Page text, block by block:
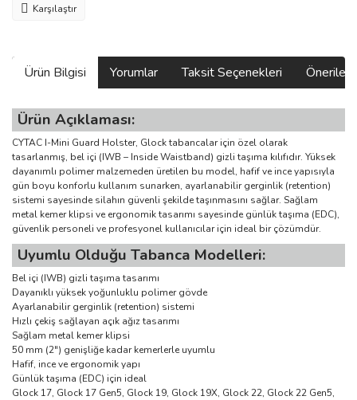
Karşılaştır
Ürün Bilgisi Yorumlar Taksit Seçenekleri
Ürün Açıklaması:
CYTAC I-Mini Guard Holster, Glock tabancalar için özel olarak
tasarlanmış, bel içi (IWB – Inside Waistband) gizli taşıma kılıfıdır. Yüksek
dayanımlı polimer malzemeden üretilen bu model, hafif ve ince yapısıyla
gün boyu konforlu kullanım sunarken, ayarlanabilir gerginlik (retention)
sistemi sayesinde silahın güvenli şekilde taşınmasını sağlar. Sağlam
metal kemer klipsi ve ergonomik tasarımı sayesinde günlük taşıma (EDC),
güvenlik personeli ve profesyonel kullanıcılar için ideal bir çözümdür.
Uyumlu Olduğu Tabanca Modelleri:
Bel içi (IWB) gizli taşıma tasarımı
Dayanıklı yüksek yoğunluklu polimer gövde
Ayarlanabilir gerginlik (retention) sistemi
Hızlı çekiş sağlayan açık ağız tasarımı
Sağlam metal kemer klipsi
50 mm (2") genişliğe kadar kemerlerle uyumlu
Hafif, ince ve ergonomik yapı
Günlük taşıma (EDC) için ideal
Glock 17, Glock 17 Gen5, Glock 19, Glock 19X, Glock 22, Glock 22 Gen5,